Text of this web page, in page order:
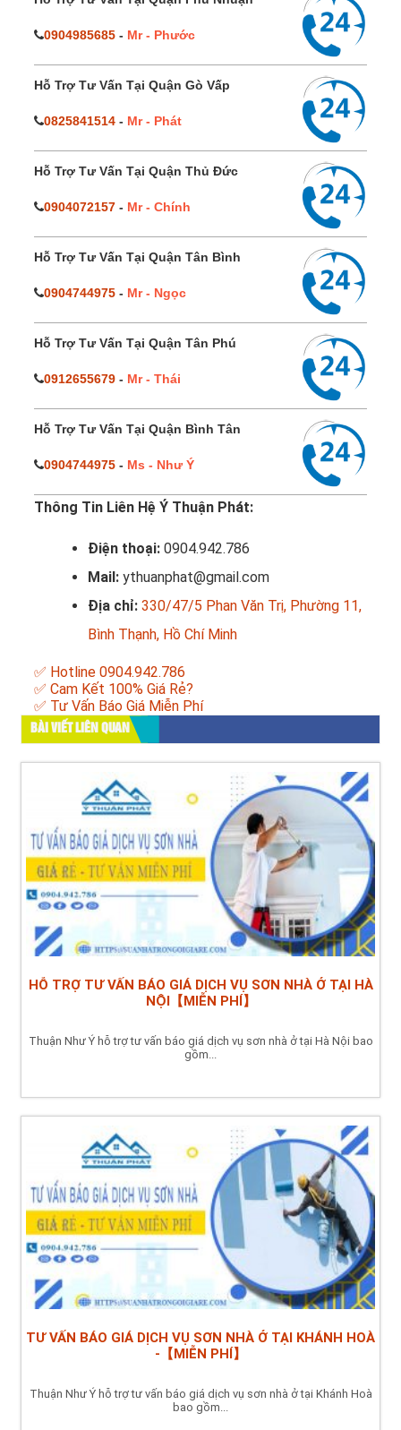
0904985685 - Mr - Phước
Hỗ Trợ Tư Vấn Tại Quận Gò Vấp
0825841514 - Mr - Phát
Hỗ Trợ Tư Vấn Tại Quận Thủ Đức
0904072157 - Mr - Chính
Hỗ Trợ Tư Vấn Tại Quận Tân Bình
0904744975 - Mr - Ngọc
Hỗ Trợ Tư Vấn Tại Quận Tân Phú
0912655679 - Mr - Thái
Hỗ Trợ Tư Vấn Tại Quận Bình Tân
0904744975 - Ms - Như Ý
Thông Tin Liên Hệ Ý Thuận Phát:
Điện thoại: 0904.942.786
Mail: ythuanphat@gmail.com
Địa chỉ: 330/47/5 Phan Văn Trị, Phường 11,
Bình Thạnh, Hồ Chí Minh
✅ Hotline 0904.942.786
✅ Cam Kết 100% Giá Rẻ?
✅ Tư Vấn Báo Giá Miễn Phí
BÀI VIẾT LIÊN QUAN
HỖ TRỢ TƯ VẤN BÁO GIÁ DỊCH VỤ SƠN NHÀ Ở TẠI HÀ
NỘI【MIỄN PHÍ】
Thuận Như Ý hỗ trợ tư vấn báo giá dịch vụ sơn nhà ở tại Hà Nội bao
gồm...
TƯ VẤN BÁO GIÁ DỊCH VỤ SƠN NHÀ Ở TẠI KHÁNH HOÀ
-【MIỄN PHÍ】
Thuận Như Ý hỗ trợ tư vấn báo giá dịch vụ sơn nhà ở tại Khánh Hoà
bao gồm...